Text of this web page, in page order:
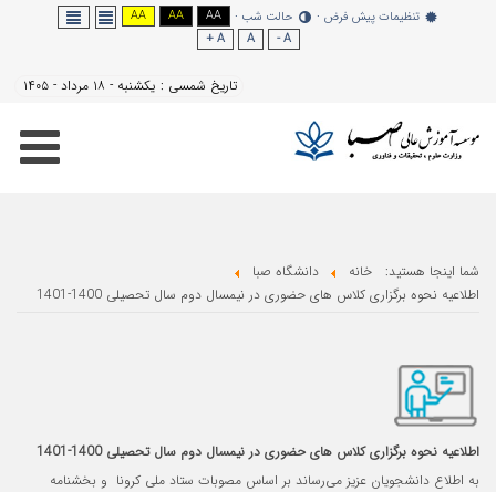
AA
AA
AA
دوم سال تحصیلی 1400-1401
دوم سال تحصیلی 1400-1401
مصوبات ستاد ملی کرونا و بخشنامه